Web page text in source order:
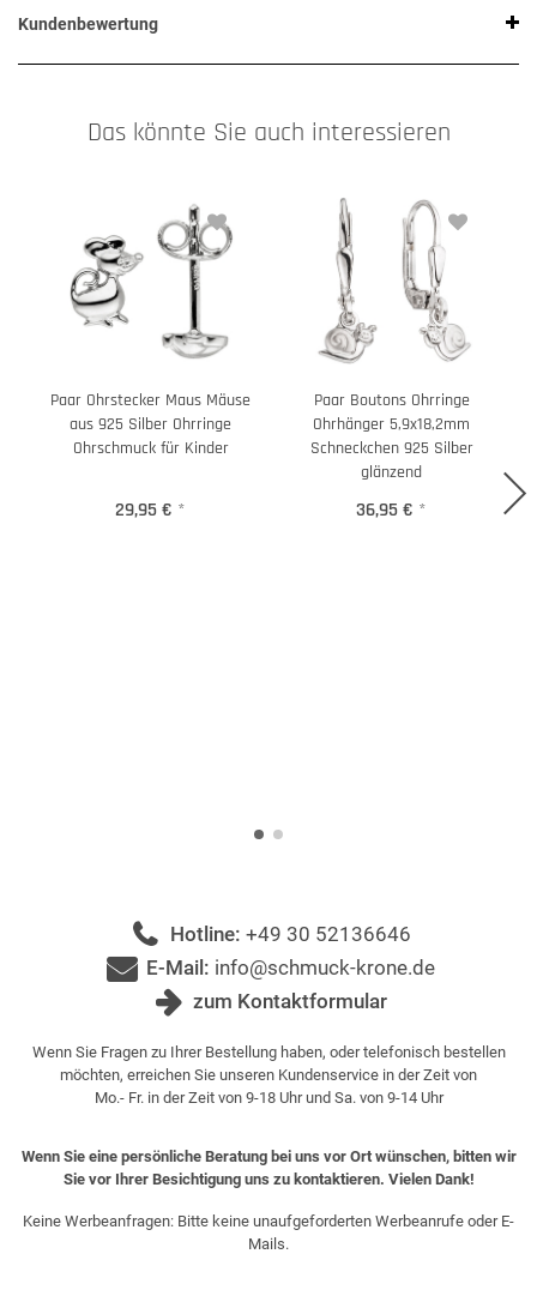
Kundenbewertung
Das könnte Sie auch interessieren
Paar Ohrstecker Maus Mäuse
aus 925 Silber Ohrringe
Ohrschmuck für Kinder
29,95 € *
Paar Boutons Ohrringe
Ohrhänger 5,9x18,2mm
Schneckchen 925 Silber
glänzend
36,95 € *
Hotline: +49 30 52136646
E-Mail: info@schmuck-krone.de
zum Kontaktformular
Wenn Sie Fragen zu Ihrer Bestellung haben, oder telefonisch bestellen
möchten, erreichen Sie unseren Kundenservice in der Zeit von
Mo.- Fr. in der Zeit von 9-18 Uhr und Sa. von 9-14 Uhr
Wenn Sie eine persönliche Beratung bei uns vor Ort wünschen, bitten wir
Sie vor Ihrer Besichtigung uns zu kontaktieren. Vielen Dank!
Keine Werbeanfragen: Bitte keine unaufgeforderten Werbeanrufe oder E-
Mails.